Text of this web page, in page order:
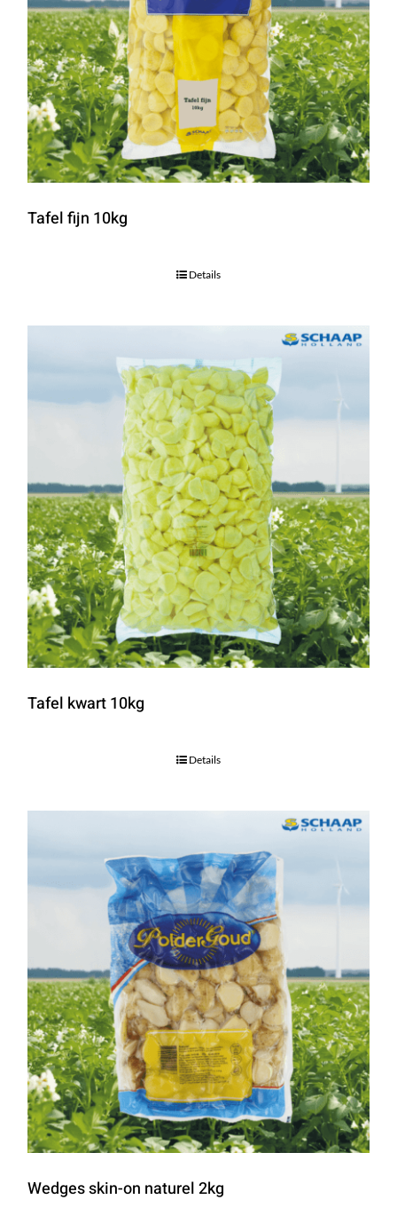
Tafel fijn 10kg
Details
Tafel kwart 10kg
Details
Wedges skin-on naturel 2kg